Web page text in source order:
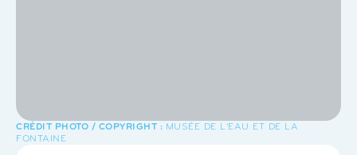
MUSÉE DE L'EAU ET DE LA
FONTAINE